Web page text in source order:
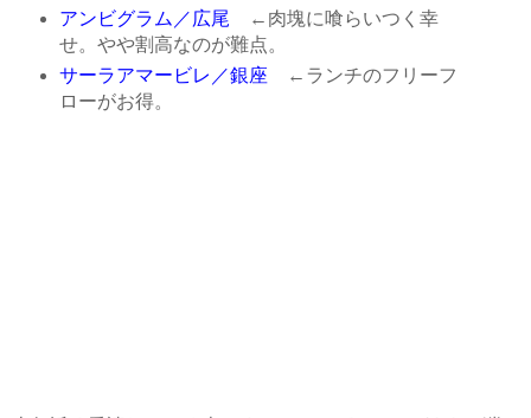
アンビグラム／広尾 ←肉塊に喰らいつく幸
せ。やや割高なのが難点。
サーラアマービレ／銀座 ←ランチのフリーフ
ローがお得。